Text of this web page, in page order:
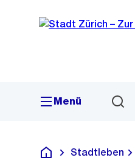
Navigation
Sprunglink
Menü
Deutsch
Stadtleben